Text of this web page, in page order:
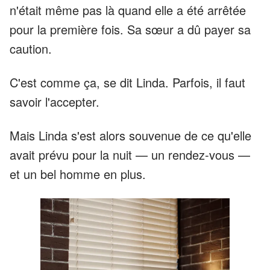
n'était même pas là quand elle a été arrêtée
pour la première fois. Sa sœur a dû payer sa
caution.
C'est comme ça, se dit Linda. Parfois, il faut
savoir l'accepter.
Mais Linda s'est alors souvenue de ce qu'elle
avait prévu pour la nuit — un rendez-vous —
et un bel homme en plus.